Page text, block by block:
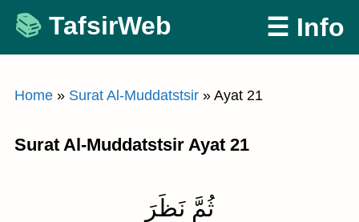
Skip
content
TafsirWeb ☰ Info
Home » Surat Al-Muddatstsir » Ayat 21
Surat Al-Muddatstsir Ayat 21
ثُمَّ نَظَرَ